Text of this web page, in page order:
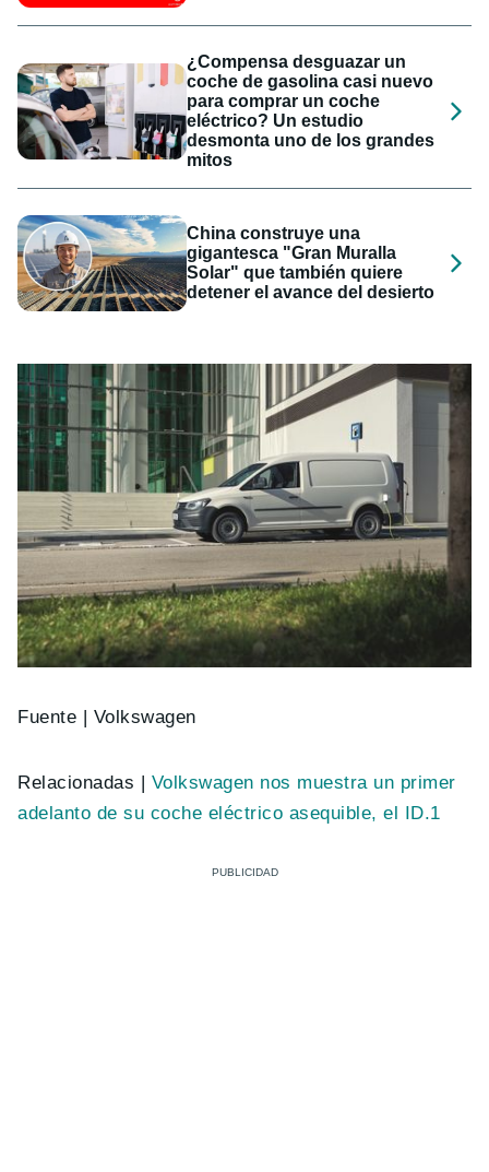
¿Compensa desguazar un
coche de gasolina casi nuevo
para comprar un coche
eléctrico? Un estudio
desmonta uno de los grandes
mitos
China construye una
gigantesca "Gran Muralla
Solar" que también quiere
detener el avance del desierto
Fuente | Volkswagen
Relacionadas | Volkswagen nos muestra un primer
adelanto de su coche eléctrico asequible, el ID.1